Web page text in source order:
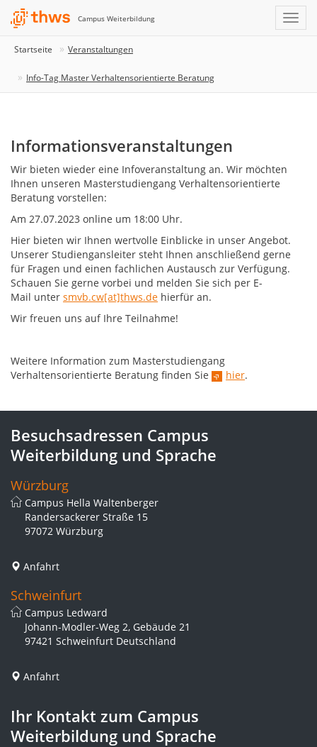
Campus Weiterbildung
Startseite Veranstaltungen
Info-Tag Master Verhaltensorientierte Beratung
Informationsveranstaltungen
Wir bieten wieder eine Infoveranstaltung an. Wir möchten
Ihnen unseren Masterstudiengang Verhaltensorientierte
Beratung vorstellen:
Am 27.07.2023 online um 18:00 Uhr.
Hier bieten wir Ihnen wertvolle Einblicke in unser Angebot.
Unserer Studiengansleiter steht Ihnen anschließend gerne
für Fragen und einen fachlichen Austausch zur Verfügung.
Schauen Sie gerne vorbei und melden Sie sich per E-
Mail unter smvb.cw[at]thws.de hierfür an.
Wir freuen uns auf Ihre Teilnahme!
Weitere Information zum Masterstudiengang
Verhaltensorientierte Beratung finden Sie
hier.
Besuchsadressen Campus
Weiterbildung und Sprache
Würzburg
Campus Hella Waltenberger
Randersackerer Straße 15
97072 Würzburg
Anfahrt
Schweinfurt
Campus Ledward
Johann-Modler-Weg 2, Gebäude 21
97421 Schweinfurt Deutschland
Anfahrt
Ihr Kontakt zum Campus
Weiterbildung und Sprache